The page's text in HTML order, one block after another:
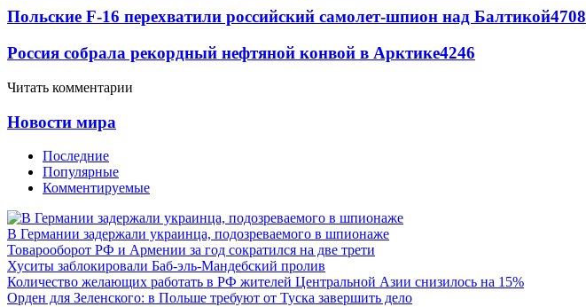
Польские F-16 перехватили российский самолет-шпион над Балтикой4708
Россия собрала рекордный нефтяной конвой в Арктике4246
Читать комментарии
Новости мира
Последние
Популярные
Комментируемые
В Германии задержали украинца, подозреваемого в шпионаже
Товарооборот РФ и Армении за год сократился на две трети
Хуситы заблокировали Баб-эль-Мандебский пролив
Количество желающих работать в РФ жителей Центральной Азии снизилось на 15%
Орден для Зеленского: в Польше требуют от Туска завершить дело